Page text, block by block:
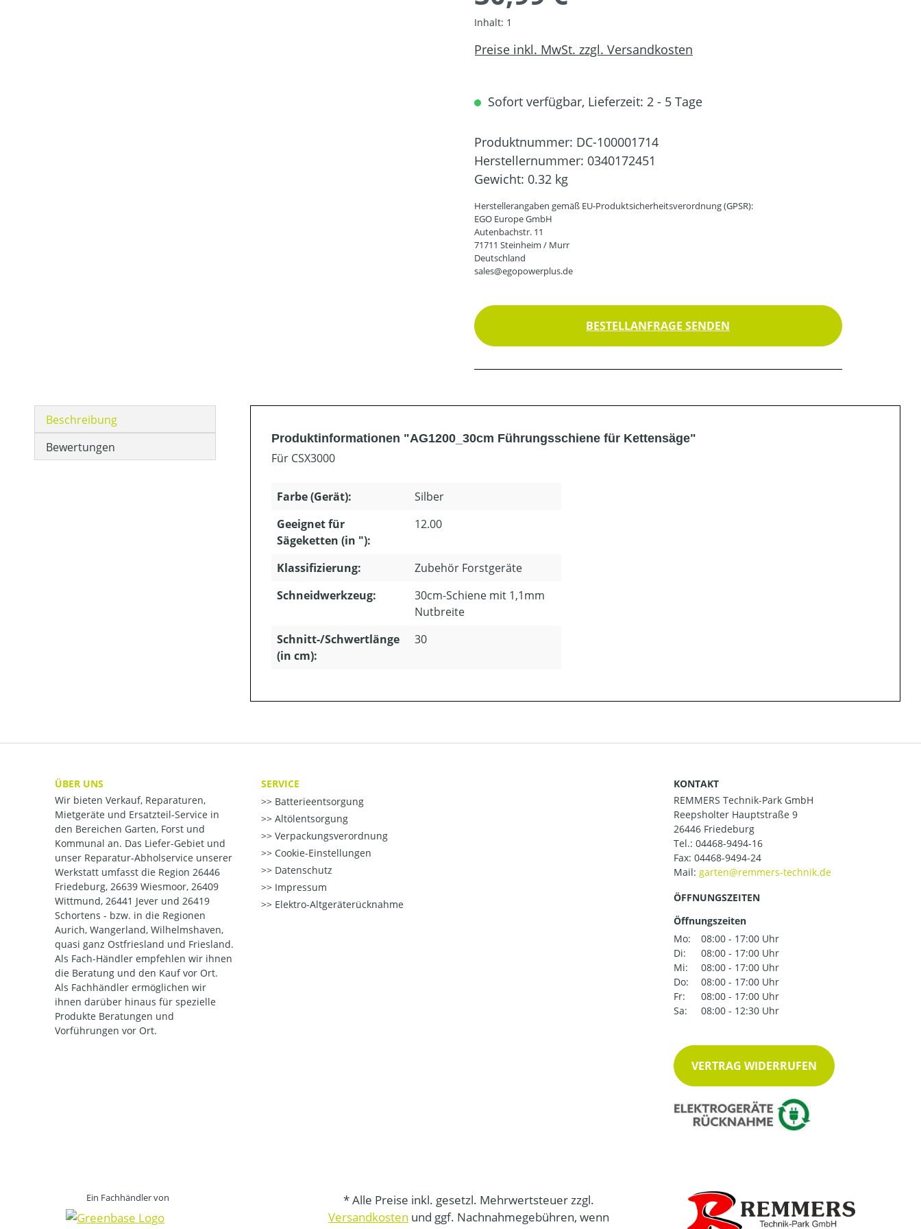
Inhalt: 1
Preise inkl. MwSt. zzgl. Versandkosten
Sofort verfügbar, Lieferzeit: 2 - 5 Tage
Produktnummer: DC-100001714
Herstellernummer: 0340172451
Gewicht: 0.32 kg
Herstellerangaben gemäß EU-Produktsicherheitsverordnung (GPSR):
EGO Europe GmbH
Autenbachstr. 11
71711 Steinheim / Murr
Deutschland
sales@egopowerplus.de
BESTELLANFRAGE SENDEN
Beschreibung
Bewertungen
Produktinformationen "AG1200_30cm Führungsschiene für Kettensäge"
Für CSX3000
Farbe (Gerät):
Silber
Geeignet für
Sägeketten (in "):
12.00
Klassifizierung:
Zubehör Forstgeräte
Schneidwerkzeug:
30cm-Schiene mit 1,1mm
Nutbreite
Schnitt-/Schwertlänge
(in cm):
30
ÜBER UNS
Wir bieten Verkauf, Reparaturen,
Mietgeräte und Ersatzteil-Service in
den Bereichen Garten, Forst und
Kommunal an. Das Liefer-Gebiet und
unser Reparatur-Abholservice unserer
Werkstatt umfasst die Region 26446
Friedeburg, 26639 Wiesmoor, 26409
Wittmund, 26441 Jever und 26419
Schortens - bzw. in die Regionen
Aurich, Wangerland, Wilhelmshaven,
quasi ganz Ostfriesland und Friesland.
Als Fach-Händler empfehlen wir ihnen
die Beratung und den Kauf vor Ort.
Als Fachhändler ermöglichen wir
ihnen darüber hinaus für spezielle
Produkte Beratungen und
Vorführungen vor Ort.
SERVICE
Batterieentsorgung
Altölentsorgung
Verpackungsverordnung
Cookie-Einstellungen
Datenschutz
Impressum
Elektro-Altgeräterücknahme
KONTAKT
REMMERS Technik-Park GmbH
Reepsholter Hauptstraße 9
26446 Friedeburg
Tel.: 04468-9494-16
Fax: 04468-9494-24
Mail:
ÖFFNUNGSZEITEN
Öffnungszeiten
Mo:
08:00 - 17:00 Uhr
Di:
08:00 - 17:00 Uhr
Mi:
08:00 - 17:00 Uhr
Do:
08:00 - 17:00 Uhr
Fr:
08:00 - 17:00 Uhr
Sa:
08:00 - 12:30 Uhr
VERTRAG WIDERRUFEN
Ein Fachhändler von
* Alle Preise inkl. gesetzl. Mehrwertsteuer zzgl.
Versandkosten und ggf. Nachnahmegebühren, wenn